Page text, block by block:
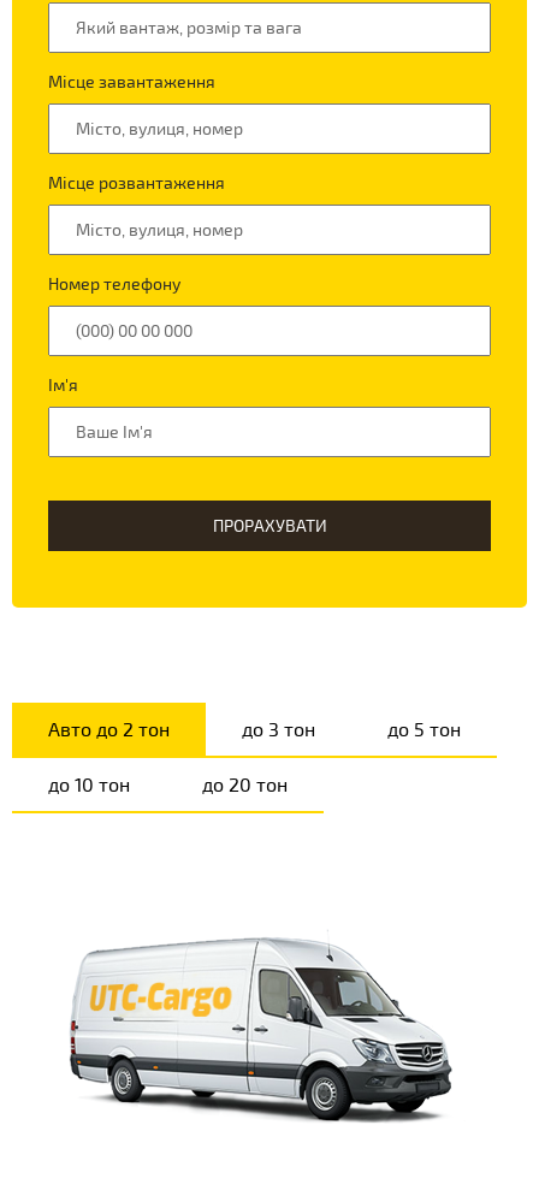
Місце завантаження
Місце розвантаження
Номер телефону
Ім'я
ПРОРАХУВАТИ
Авто до 2 тон до 3 тон до 5 тон
до 10 тон до 20 тон